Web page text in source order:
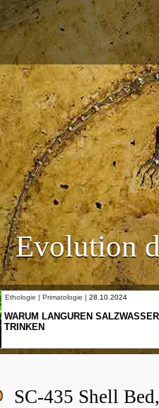
Evolution
Ethologie | Primatologie |10.10.2024
NEUES VON WEIBLICHEN
SCHOPFGIBBONS UND IHRER
SC-435 Shell